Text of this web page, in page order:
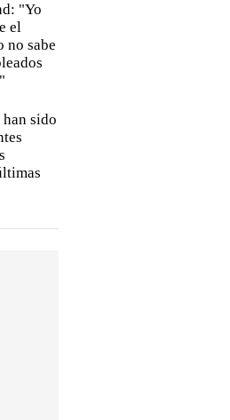
"Yo
el
no sabe
han sido